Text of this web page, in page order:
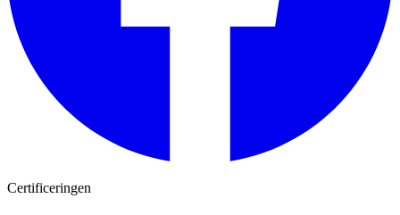
Certificeringen